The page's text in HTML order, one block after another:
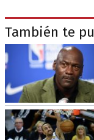
También te